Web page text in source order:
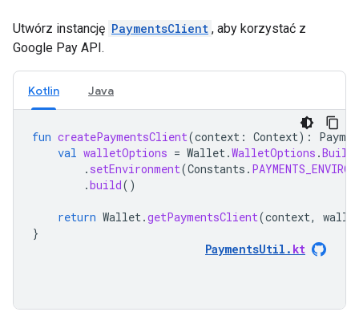
Utwórz instancję PaymentsClient , aby korzystać z
Google Pay API.
Kotlin Java
fun createPaymentsClient(context : Context):
val walletOptions = Wallet.WalletOptions .
. setEnvironment(Constants .
.build()
return Wallet.getPaymentsClient(context,
}
PaymentsUtil . kt